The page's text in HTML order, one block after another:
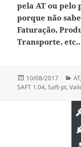
pela AT ou pelo
porque não
Faturação,
Transporte,
Publicado
a
10/08/2017 AT
SAFT 1.04,Saft-pt,